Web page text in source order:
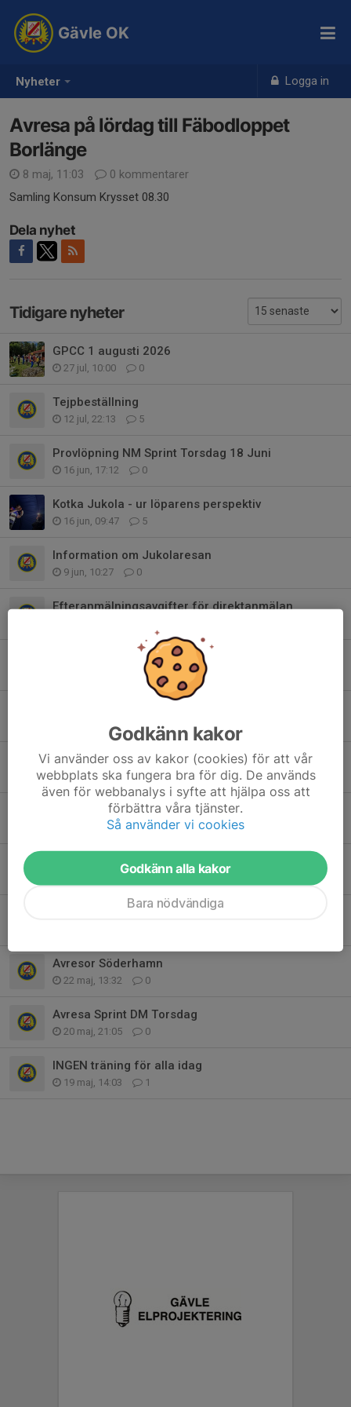
Nyheter Logga in
Gävle OK
Avresa på lördag till Fäbodloppet
Borlänge
8 maj, 11:03
0 kommentarer
Samling Konsum Krysset 08.30
Dela nyhet
Tidigare nyheter
GPCC 1 augusti 2026
27 jul, 10:00 0
Tejpbeställning
12 jul, 22:13 5
Provlöpning NM Sprint Torsdag 18 Juni
16 jun, 17:12 0
Kotka Jukola - ur löparens perspektiv
16 jun, 09:47 5
Information om Jukolaresan
9 jun, 10:27 0
Efteranmälningsavgifter för direktanmälan
Norrlandsmästerskap 7-9 augusti
7 jun, 20:26 3
Lagen till Venla/Jukola
3 jun, 21:59 0
Laget till Stafettligan i Alfta
2 jun, 22:45 0
Stafetträning 2 Juni
Träning för alla Tisdag 26/5
Avresor Söderhamn
22 maj, 13:32 0
Avresa Sprint DM Torsdag
20 maj, 21:05 0
INGEN träning för alla idag
19 maj, 14:03 1
Godkänn kakor
Vi använder oss av kakor (cookies) för att vår
webbplats ska fungera bra för dig. De används
även för webbanalys i syfte att hjälpa oss att
förbättra våra tjänster.
Så använder vi cookies
Godkänn alla kakor
Bara nödvändiga